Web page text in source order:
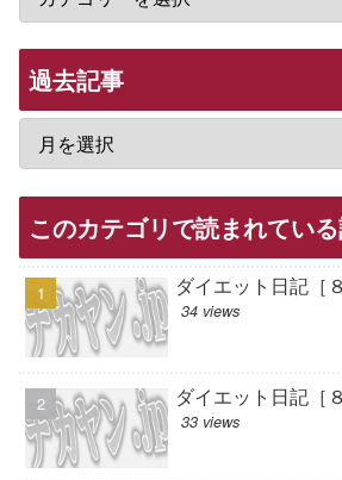
過去記事
このカテゴリで読まれてい
ダイエット日記［
34 views
ダイエット日記［
33 views